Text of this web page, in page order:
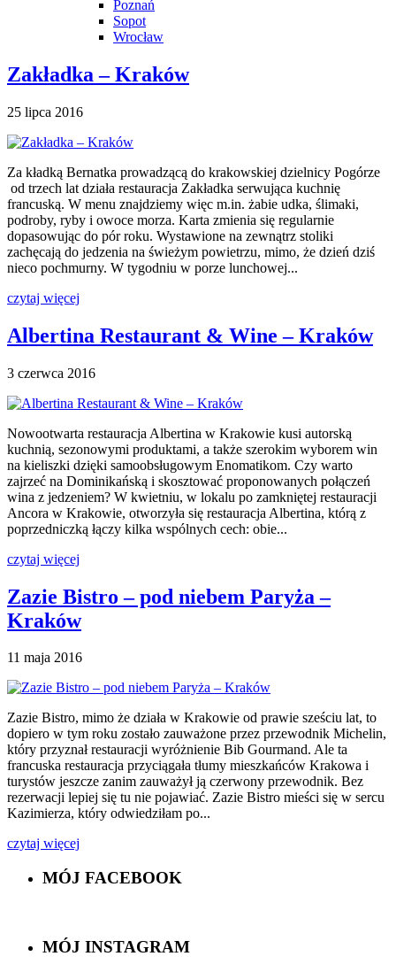
Poznań
Sopot
Wrocław
Zakładka – Kraków
25 lipca 2016
Za kładką Bernatka prowadzącą do krakowskiej dzielnicy Pogórze
od trzech lat działa restauracja Zakładka serwująca kuchnię
francuską. W menu znajdziemy więc m.in. żabie udka, ślimaki,
podroby, ryby i owoce morza. Karta zmienia się regularnie
dopasowując do pór roku. Wystawione na zewnątrz stoliki
zachęcają do jedzenia na świeżym powietrzu, mimo, że dzień dziś
nieco pochmurny. W tygodniu w porze lunchowej...
czytaj więcej
Albertina Restaurant & Wine – Kraków
3 czerwca 2016
Nowootwarta restauracja Albertina w Krakowie kusi autorską
kuchnią, sezonowymi produktami, a także szerokim wyborem win
na kieliszki dzięki samoobsługowym Enomatikom. Czy warto
zajrzeć na Dominikańską i skosztować proponowanych połączeń
wina z jedzeniem? W kwietniu, w lokalu po zamkniętej restauracji
Ancora w Krakowie, otworzyła się restauracja Albertina, którą z
poprzedniczką łączy kilka wspólnych cech: obie...
czytaj więcej
Zazie Bistro – pod niebem Paryża –
Kraków
11 maja 2016
Zazie Bistro, mimo że działa w Krakowie od prawie sześciu lat, to
dopiero w tym roku zostało zauważone przez przewodnik Michelin,
który przyznał restauracji wyróżnienie Bib Gourmand. Ale ta
francuska restauracja przyciągała tłumy mieszkańców Krakowa i
turystów jeszcze zanim zauważył ją czerwony przewodnik. Bez
rezerwacji lepiej się tu nie pojawiać. Zazie Bistro mieści się w sercu
Kazimierza, który odwiedziłam po...
czytaj więcej
MÓJ FACEBOOK
MÓJ INSTAGRAM